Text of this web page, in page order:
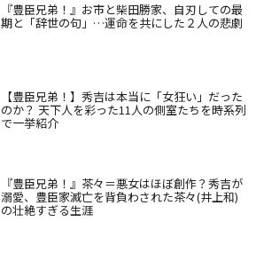
『豊臣兄弟！』お市と柴田勝家、自刃しての最
期と「辞世の句」…運命を共にした２人の悲劇
【豊臣兄弟！】秀吉は本当に「女狂い」だった
のか？ 天下人を彩った11人の側室たちを時系列
で一挙紹介
『豊臣兄弟！』茶々＝悪女はほぼ創作？秀吉が
溺愛、豊臣家滅亡を背負わされた茶々(井上和)
の壮絶すぎる生涯